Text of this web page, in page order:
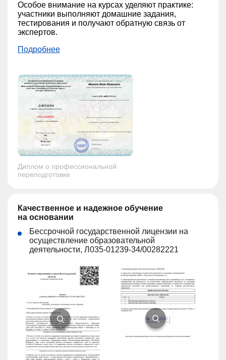
Особое внимание на курсах уделяют практике:
участники выполняют домашние задания,
тестирования и получают обратную связь от
экспертов.
Подробнее
Диплом о профессиональной
переподготовке
Качественное и надежное обучение
на основании
Бессрочной государственной лицензии на
осуществление образовательной
деятельности, Л035-01239-34/00282221